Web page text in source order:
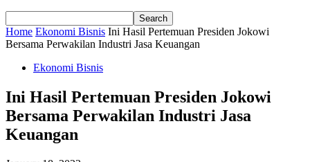
Home Ekonomi Bisnis Ini Hasil Pertemuan Presiden Jokowi
Bersama Perwakilan Industri Jasa Keuangan
Ekonomi Bisnis
Ini Hasil Pertemuan Presiden Jokowi
Bersama Perwakilan Industri Jasa
Keuangan